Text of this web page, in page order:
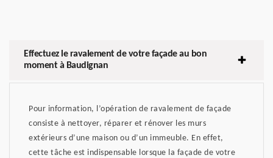
Effectuez le ravalement de votre façade au bon
moment à Baudignan
Pour information, l’opération de ravalement de façade
consiste à nettoyer, réparer et rénover les murs
extérieurs d’une maison ou d’un immeuble. En effet,
cette tâche est indispensable lorsque la façade de votre